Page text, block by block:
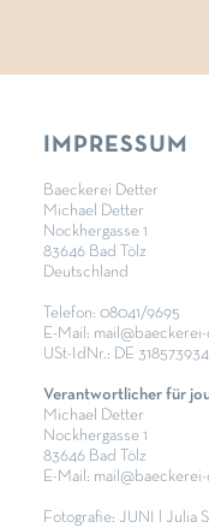
IMPRESSUM
Baeckerei Detter
Michael Detter
Nockhergasse 1
83646 Bad Tölz
Deutschland
Telefon: 08041/9695
E-Mail:
USt-IdNr.: DE 318573934
Verantwortlicher für
Michael Detter
Nockhergasse 1
83646 Bad Tölz
E-Mail:
Fotografie: JUNI l Julia